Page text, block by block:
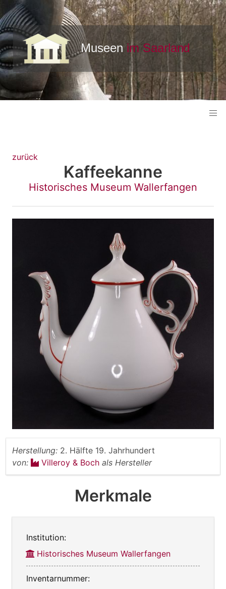
zurück
Kaffeekanne
Historisches Museum Wallerfangen
Herstellung: 2. Hälfte 19. Jahrhundert
von:
Villeroy & Boch als Hersteller
Merkmale
Institution:
Historisches Museum Wallerfangen
Inventarnummer: